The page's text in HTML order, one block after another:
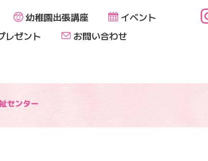
幼稚園出張講座
イベント
レゼント
お問い合わせ
センター